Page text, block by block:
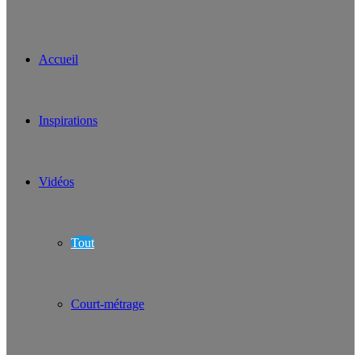
Accueil
Inspirations
Vidéos
Tout
Court-métrage